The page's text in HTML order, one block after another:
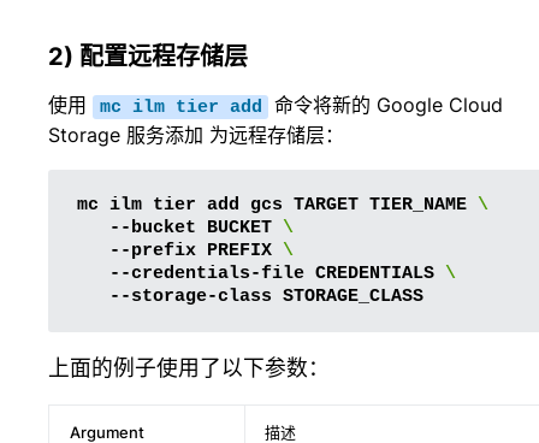
2) 配置远程存储层
使用 mc ilm tier add
命令将新的 Google Cloud
Storage 服务添加 为远程存储层：
mc ilm tier add gcs TARGET TIER_NAME \
--bucket
BUCKET \
--prefix PREFIX \
--credentials-file CREDENTIALS \
--storage-class
上面的例子使用了以下参数：
Argument 描述